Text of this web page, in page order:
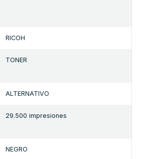
RICOH
TONER
ALTERNATIVO
29.500 impresiones
NEGRO